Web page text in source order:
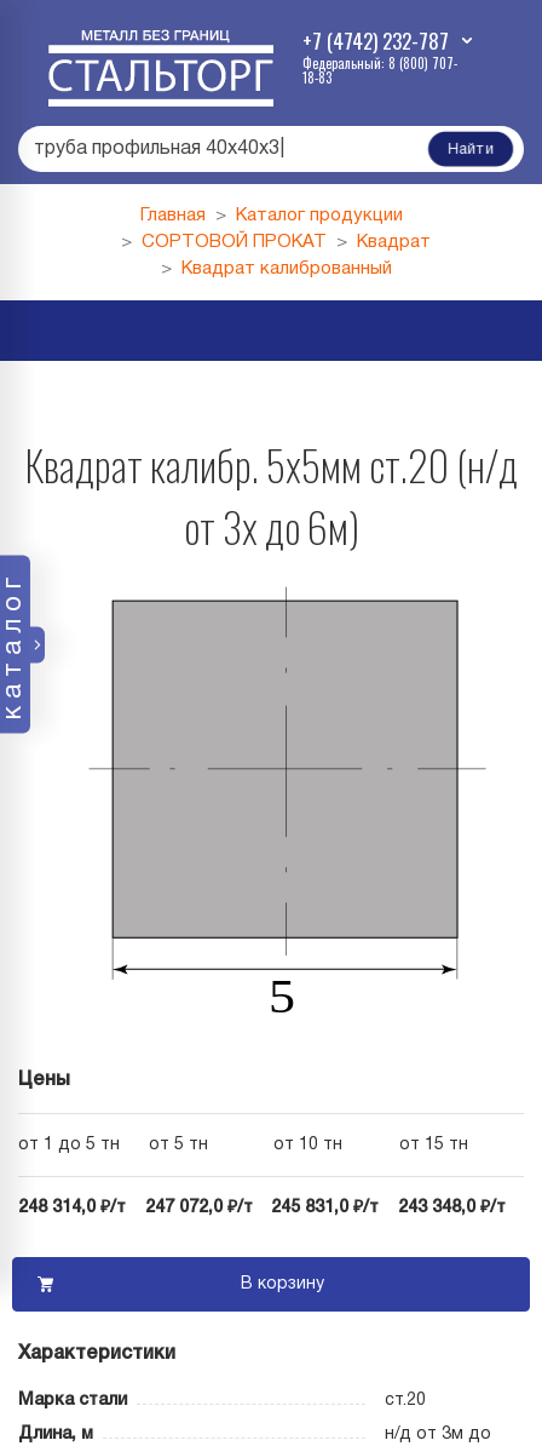
+7 (4742) 232-787
Федеральный: 8 (800) 707-
18-83
труба профильная 40х40х3 Найти
каталог
Главная
Каталог продукции
СОРТОВОЙ ПРОКАТ
Квадрат
Квадрат калиброванный
Квадрат калибр. 5х5мм ст.20 (н/д
от 3х до 6м)
Цены
от 1 до 5 тн от 5 тн от 10 тн от 15 тн
248 314,0 ₽/т 247 072,0 ₽/т 245 831,0 ₽/т 243 348,0 ₽/т
В корзину
Характеристики
Марка стали ст.20
Длина, м
н/д от 3м до